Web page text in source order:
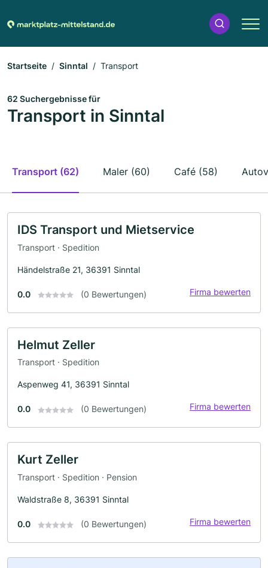
Startseite Sinntal Transport
62 Suchergebnisse für
Transport in Sinntal
Transport (62) Maler (60) Café (58)
IDS Transport und Mietservice
Transport · Spedition
Händelstraße 21, 36391 Sinntal
0.0 (0 Bewertungen) Firma bewerten
Helmut Zeller
Transport · Spedition
Aspenweg 41, 36391 Sinntal
0.0 (0 Bewertungen) Firma bewerten
Kurt Zeller
Transport · Spedition · Pension
Waldstraße 8, 36391 Sinntal
0.0 (0 Bewertungen) Firma bewerten